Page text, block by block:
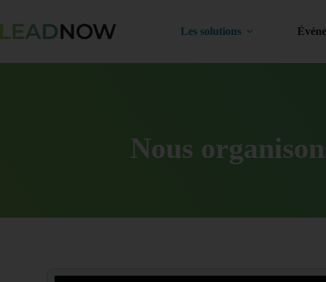
Les solutions
Nous